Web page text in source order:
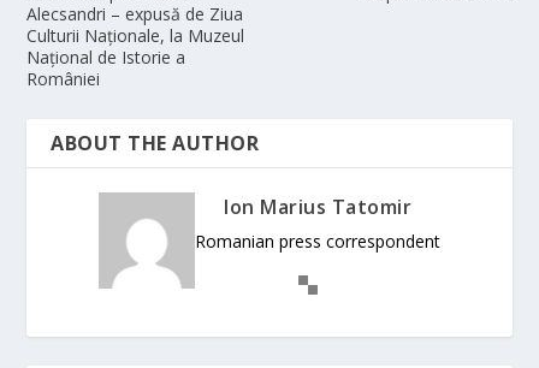
Alecsandri – expusă de Ziua
Culturii Naționale, la Muzeul
Național de Istorie a
României
ABOUT THE AUTHOR
Ion Marius Tatomir
Romanian press correspondent